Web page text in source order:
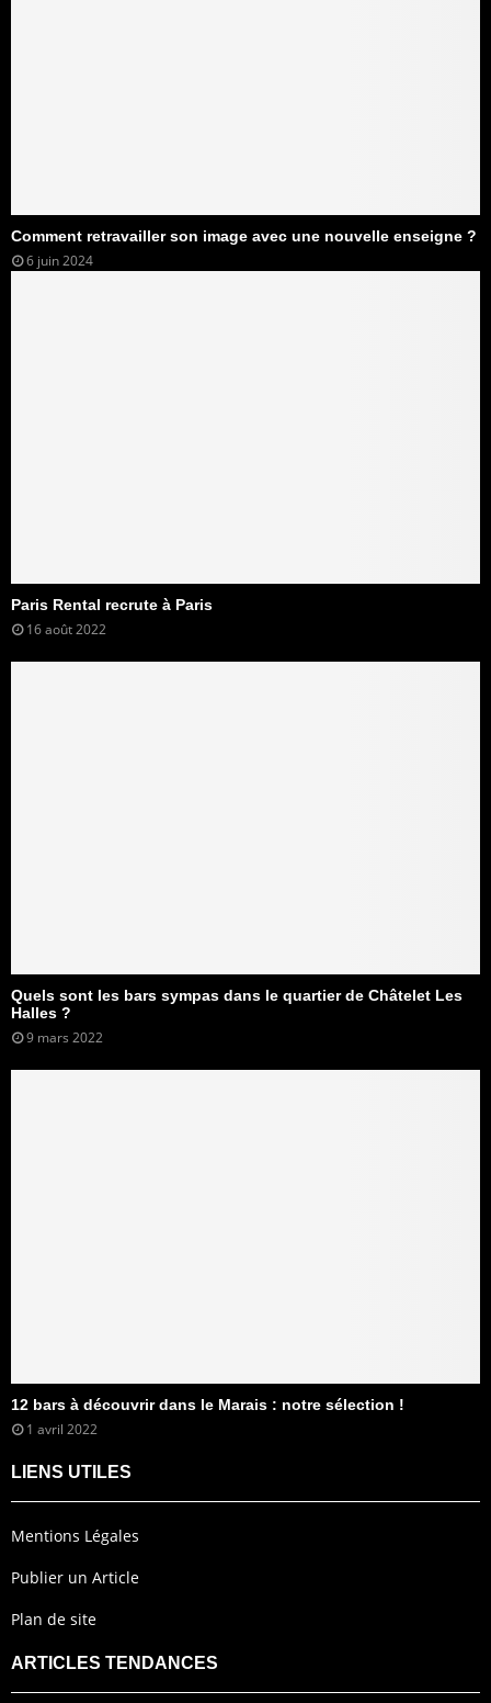
Comment retravailler son image avec une nouvelle enseigne ?
6 juin 2024
Paris Rental recrute à Paris
16 août 2022
Quels sont les bars sympas dans le quartier de Châtelet Les
Halles ?
9 mars 2022
12 bars à découvrir dans le Marais : notre sélection !
1 avril 2022
LIENS UTILES
Mentions Légales
Publier un Article
Plan de site
ARTICLES TENDANCES